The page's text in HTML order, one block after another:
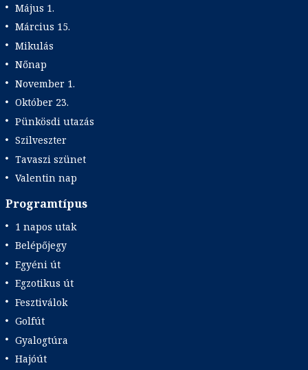
Május 1.
Március 15.
Mikulás
Nőnap
November 1.
Október 23.
Pünkösdi utazás
Szilveszter
Tavaszi szünet
Valentin nap
Programtípus
1 napos utak
Belépőjegy
Egyéni út
Egzotikus út
Fesztiválok
Golfút
Gyalogtúra
Hajóút